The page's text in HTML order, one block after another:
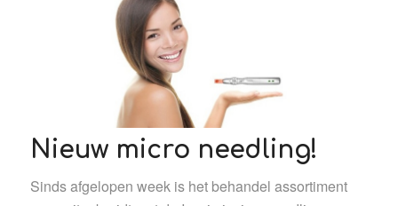
Nieuw micro needling!
Sinds afgelopen week is het behandel assortiment